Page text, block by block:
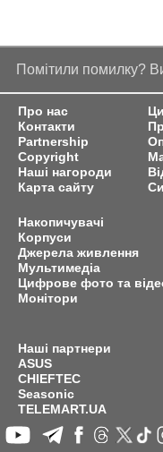
Помітили помилку?
Про нас
Контакти
Partnership
Copyright
Наші нагороди
Карта сайту
Накопичувачі
Корпуси
Джерела живлення
Мультимедіа
Цифрове фото та
Монітори
Наші партнери
ASUS
CHIEFTEC
Seasonic
TELEMART.UA